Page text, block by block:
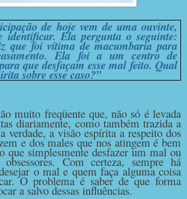
de hoje vem de uma ouvinte,
identificar. Ela pergunta o seguinte:
que foi vítima de macumbaria para
Ela foi a um centro de
que desfaçam esse mal feito. Qual
sobre esse caso?”
muito freqüente que, não só é levada
diariamente, como também trazida a
verdade, a visão espírita a respeito dos
e dos males que nos atingem é bem
que simplesmente desfazer um mal ou
obsessores. Com certeza, sempre há
o mal e quem faça alguma coisa
O problema é saber de que forma
a salvo dessas influências.